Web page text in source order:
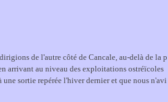
de l'autre côté de Cancale, au-delà de la p
arrivant au niveau des exploitations ostréïcoles
une sortie repérée l'hiver dernier et que nous n'avi